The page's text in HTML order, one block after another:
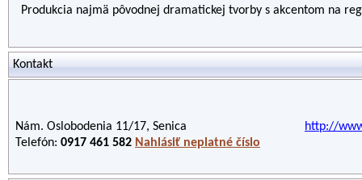
Produkcia najmä pôvodnej dramatickej tvorby s akcentom na
Kontakt
Nám. Oslobodenia 11/17, Senica
Telefón: 0917 461 582 Nahlásiť neplatné číslo
http://